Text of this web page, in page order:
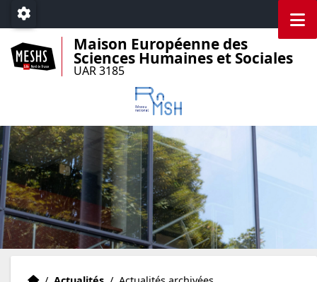
Accéder au menu principal
Accéder au contenu
Paramétrage
Maison Européenne des
Sciences Humaines et Sociales
UAR 3185